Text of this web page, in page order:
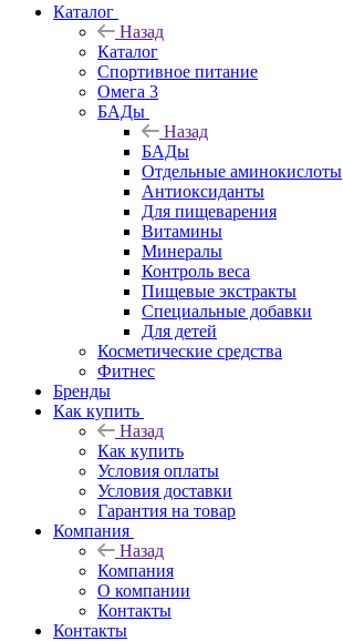
Каталог
Назад
Каталог
Спортивное питание
Омега 3
БАДы
Назад
БАДы
Отдельные аминокислоты
Антиоксиданты
Для пищеварения
Витамины
Минералы
Контроль веса
Пищевые экстракты
Специальные добавки
Для детей
Косметические средства
Фитнес
Бренды
Как купить
Назад
Как купить
Условия оплаты
Условия доставки
Гарантия на товар
Компания
Назад
Компания
О компании
Контакты
Контакты